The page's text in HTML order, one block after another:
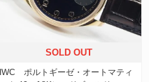
SOLD OUT
IWC ポルトギーゼ・オートマティ